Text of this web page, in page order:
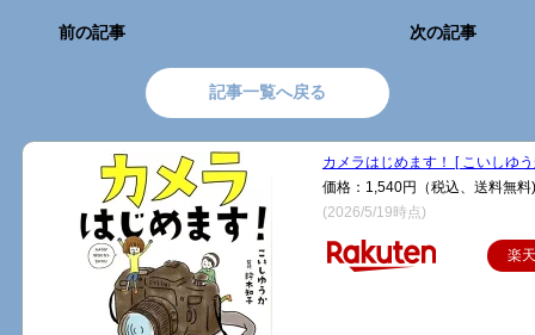
前の記事
記事一覧へ戻る
次の記事
カメラはじめます！ [ こいしゆ
価格：1,540円（税込、送料無料)
(2026/5/19時点)
楽